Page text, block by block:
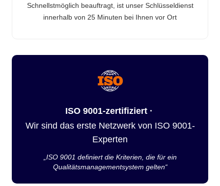
Schnellstmöglich beauftragt, ist unser Schlüsseldienst
innerhalb von 25 Minuten bei Ihnen vor Ort
ISO 9001-zertifiziert ·
Wir sind das erste Netzwerk von ISO 9001-
Experten
„ISO 9001 definiert die Kriterien, die für ein
Qualitätsmanagementsystem gelten“